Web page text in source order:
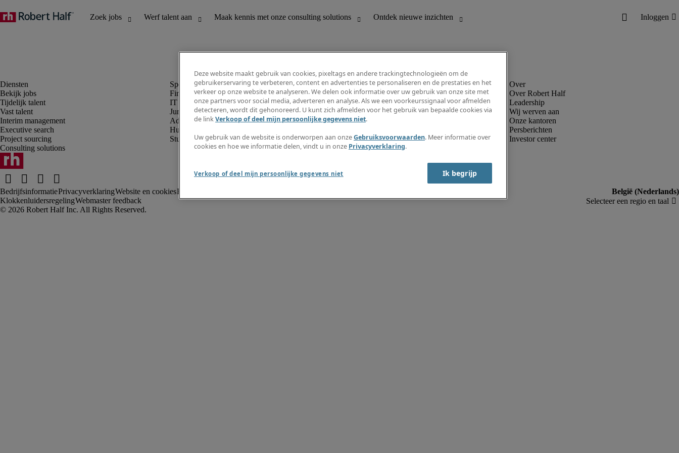
Bekijk jobs
Tijdelijk talent
Vast talent
Interim management
Executive search
Project sourcing
Consulting solutions
Finance en boekhouding
IT en digital
Juridisch
Administratie en office support
Human resources
Student
Ontdek nieuwe inzichten
Jobomschrijvingen
Salarisgids
Timesheets
Maak een jobalert aan
Informatiecentrum
Over Robert Half
Leadership
Wij werven aan
Onze kantoren
Persberichten
Investor center
BedrijfsinformatiePrivacyverklaringWebsite en cookiesRekruteringsvoorwaarden
KlokkenluidersregelingWebmaster feedback
Deze website maakt gebruik van cookies, pixeltags en andere trackingtechnologieën om de
gebruikerservaring te verbeteren, content en advertenties te personaliseren en de prestaties en het
verkeer op onze website te analyseren. We delen ook informatie over uw gebruik van onze site met
onze partners voor social media, adverteren en analyse. Als we een voorkeurssignaal voor afmelden
detecteren, wordt dit gehonoreerd. U kunt zich afmelden voor het gebruik van bepaalde cookies via
de linkVerkoop of deel mijn persoonlijke gegevens niet.
Uw gebruik van de website is onderworpen aan onzeGebruiksvoorwaarden. Meer informatie over
cookies en hoe we informatie delen, vindt u in onze Privacyverklaring.
Verkoop of deel mijn persoonlijke gegevens niet Ik begrijp